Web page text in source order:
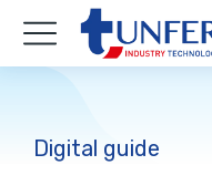
Digital guide